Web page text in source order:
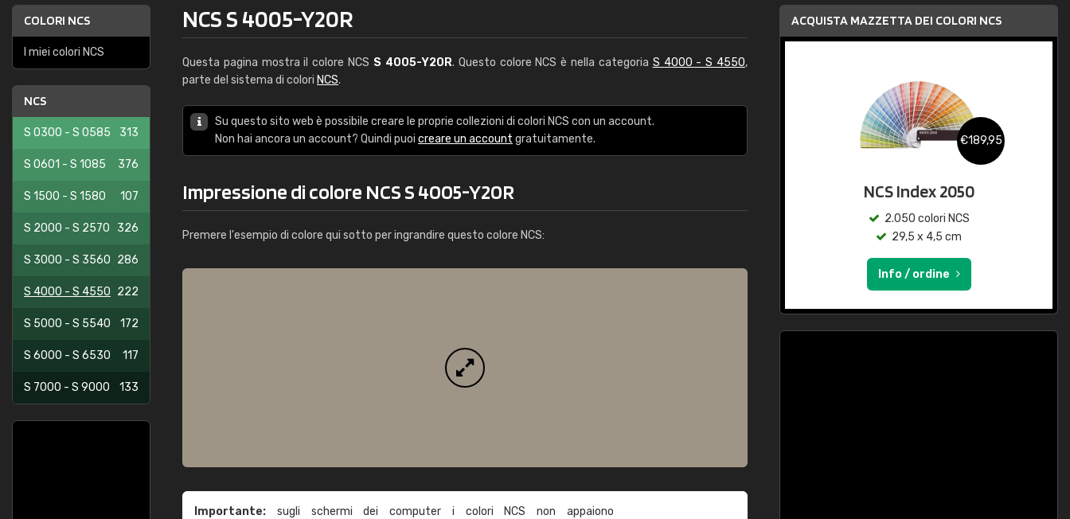
COLORI NCS
I miei colori NCS
NCS
S 0300 - S 0585 313
S 0601 - S 1085 376
S 1500 - S 1580 107
S 2000 - S 2570 326
S 3000 - S 3560 286
S 4000 - S 4550 222
S 5000 - S 5540 172
S 6000 - S 6530 117
S 7000 - S 9000 133
NCS S 4005-Y20R
Questa pagina mostra il colore NCS S 4005-Y20R. Questo colore NCS è nella categoria S 4000 - S 4550,
parte del sistema di colori NCS.
Su questo sito web è possibile creare le proprie collezioni di colori NCS con un account.
Non hai ancora un account? Quindi puoi creare un account gratuitamente.
Impressione di colore NCS S 4005-Y20R
Premere l'esempio di colore qui sotto per ingrandire questo colore NCS:
Importante: sugli schermi dei computer i colori NCS non appaiono
ACQUISTA MAZZETTA DEI COLORI NCS
€189,95
NCS Index 2050
2.050 colori NCS
29,5 x 4,5 cm
Info / ordine